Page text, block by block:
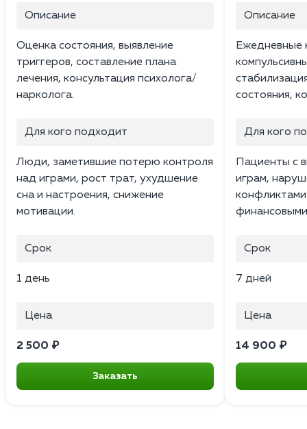
Описание
Оценка состояния, выявление
триггеров, составление плана
лечения, консультация психолога/
нарколога.
Для кого подходит
Люди, заметившие потерю контроля
над играми, рост трат, ухудшение
сна и настроения, снижение
мотивации.
Срок
1 день
Цена
2 500 ₽
Заказать
Описание
Ежедневные
состояния,
Для кого
Пациенты с
играм,
Срок
7 дней
Цена
14 900 ₽